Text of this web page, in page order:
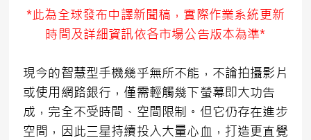
*此為全球發布中譯新聞稿，實際作業系統更新
時間及詳細資訊依各市場公告版本為準*
現今的智慧型手機幾乎無所不能，不論拍攝影片
或使用網路銀行，僅需輕觸幾下螢幕即大功告
成，完全不受時間、空間限制。但它仍存在進步
空間，因此三星持續投入大量心血，打造更直覺